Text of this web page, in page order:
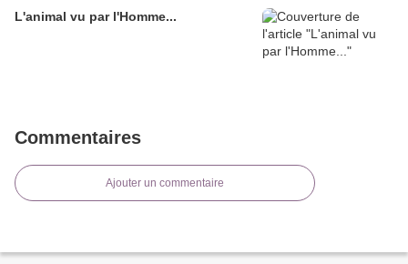
L'animal vu par l'Homme...
Commentaires
Ajouter un commentaire